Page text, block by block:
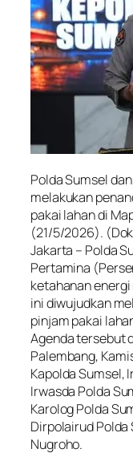
Polda Sumsel
melakukan
pakai lahan di
(21/5/2026).
Jakarta – Polda
Pertamina
ketahanan
ini diwujudkan
pinjam pakai
Agenda tersebut
Palembang,
Kapolda Sumsel,
Irwasda Polda
Karolog Polda
Dirpolairud Polda
Nugroho.